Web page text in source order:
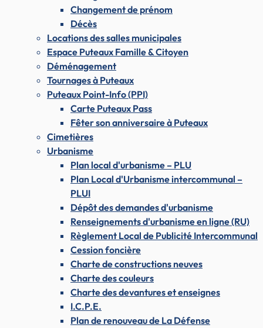
Changement de prénom
Décès
Locations des salles municipales
Espace Puteaux Famille & Citoyen
Déménagement
Tournages à Puteaux
Puteaux Point-Info (PPI)
Carte Puteaux Pass
Fêter son anniversaire à Puteaux
Cimetières
Urbanisme
Plan local d'urbanisme – PLU
Plan Local d'Urbanisme intercommunal –
PLUI
Dépôt des demandes d'urbanisme
Renseignements d'urbanisme en ligne (RU)
Règlement Local de Publicité Intercommunal
Cession foncière
Charte de constructions neuves
Charte des couleurs
Charte des devantures et enseignes
I.C.P.E.
Plan de renouveau de La Défense